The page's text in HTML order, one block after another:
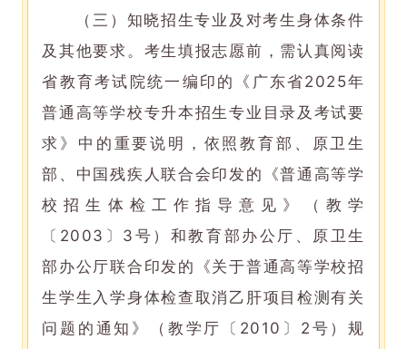
（三）知晓招生专业及对考生身体条件
及其他要求。考生填报志愿前，需认真阅读
省教育考试院统一编印的《广东省2025年
普通高等学校专升本招生专业目录及考试要
求》中的重要说明，依照教育部、原卫生
部、中国残疾人联合会印发的《普通高等学
校招生体检工作指导意见》（教学
〔2003〕3号）和教育部办公厅、原卫生
部办公厅联合印发的《关于普通高等学校招
生学生入学身体检查取消乙肝项目检测有关
问题的通知》（教学厅〔2010〕2号）规